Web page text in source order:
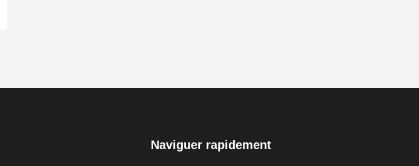
Naviguer rapidement